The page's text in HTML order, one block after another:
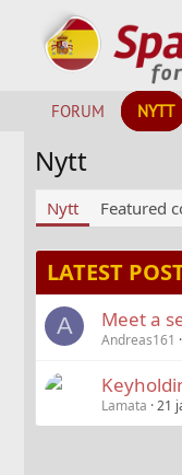
FORUM NYTT
Nytt
Nytt Featured
LATEST
A Meet a
Andreas161
Lamata 21